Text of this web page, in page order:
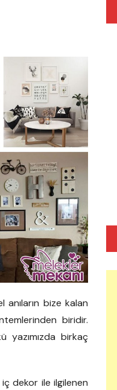
bize kalan
biridir.
birkaç
dekor ile ilgilenen